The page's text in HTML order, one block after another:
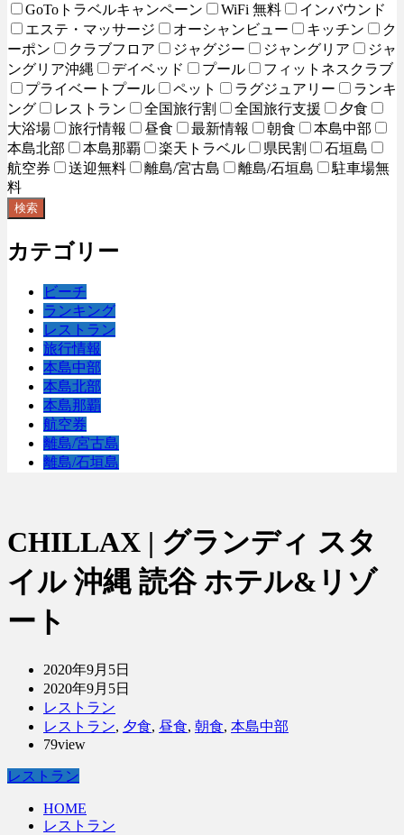
GoToトラベルキャンペーン WiFi 無料
インバウンド
エステ・マッサージ
オーシャンビュー キッチン
ク
ーポン
クラブフロア ジャグジー ジャングリア
ジャ
ングリア沖縄
デイベッド プール
フィットネスクラブ
プライベートプール
ペット ラグジュアリー
ランキ
ング
レストラン 全国旅行割 全国旅行支援
夕食
大浴場
旅行情報 昼食 最新情報 朝食
本島中部
本島北部
本島那覇 楽天トラベル 県民割
石垣島
航空券
送迎無料 離島/宮古島 離島/石垣島
駐車場無
料
検索
カテゴリー
ビーチ
ランキング
レストラン
旅行情報
本島中部
本島北部
本島那覇
航空券
離島/宮古島
離島/石垣島
CHILLAX | グランディ スタ
イル 沖縄 読谷 ホテル&リゾ
ート
2020年9月5日
2020年9月5日
レストラン
レストラン, 夕食, 昼食, 朝食, 本島中部
79view
レストラン
HOME
レストラン